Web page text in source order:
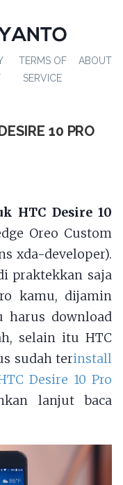
TERMS OF
SERVICE
ABOUT
10 PRO
HTC Desire 10
Oreo Custom
xda-developer).
praktekkan saja
kamu, dijamin
harus download
selain itu HTC
sudah terinstall
Desire 10 Pro
lanjut baca